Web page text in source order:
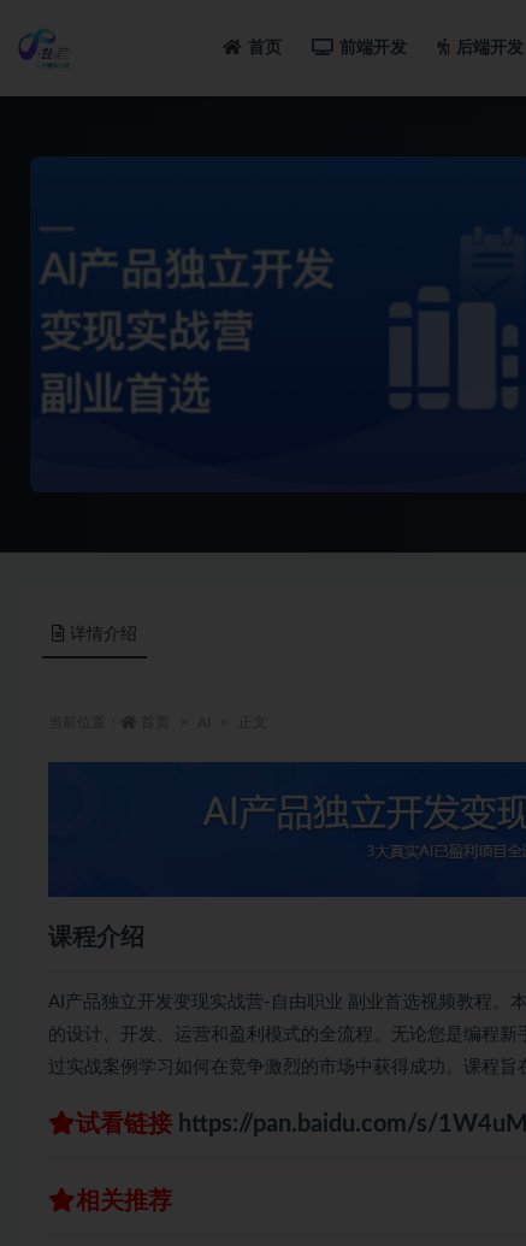
首页 前端开发 后端开发
详情介绍
课程介绍
AI产品独立开发变现实战营-自由职业 副业首选视频教程。
的设计、开发、运营和盈利模式的全流程。无论您是编程
过实战案例学习如何在竞争激烈的市场中获得成功。课程
试看链接 https://pan.baidu.com/s/
相关推荐